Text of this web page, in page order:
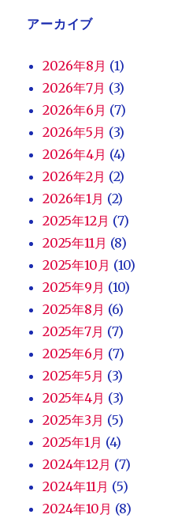
アーカイブ
2026年8月 (1)
2026年7月 (3)
2026年6月 (7)
2026年5月 (3)
2026年4月 (4)
2026年2月 (2)
2026年1月 (2)
2025年12月 (7)
2025年11月 (8)
2025年10月 (10)
2025年9月 (10)
2025年8月 (6)
2025年7月 (7)
2025年6月 (7)
2025年5月 (3)
2025年4月 (3)
2025年3月 (5)
2025年1月 (4)
2024年12月 (7)
2024年11月 (5)
2024年10月 (8)